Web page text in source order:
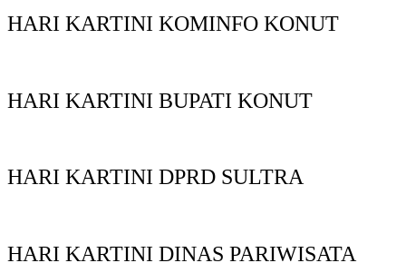
HARI KARTINI KOMINFO KONUT
HARI KARTINI BUPATI KONUT
HARI KARTINI DPRD SULTRA
HARI KARTINI DINAS PARIWISATA